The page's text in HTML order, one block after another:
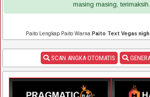
masing masing, terimaksih.
Paito Lengkap Paito Warna Paito Text Vegas
SCAN ANGKA OTOMATIS